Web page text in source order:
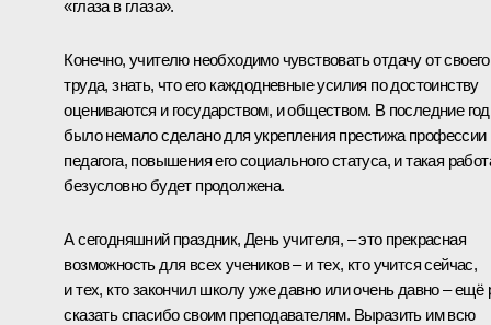
«глаза в глаза».
Конечно, учителю необходимо чувствовать отдачу от своего
труда, знать, что его каждодневные усилия по достоинству
оцениваются и государством, и обществом. В последние
было немало сделано для укрепления престижа профессии
педагога, повышения его социального статуса, и такая
безусловно будет продолжена.
А сегодняшний праздник, День учителя, – это прекрасная
возможность для всех учеников – и тех, кто учится сейчас,
и тех, кто закончил школу уже давно или очень давно – ещё
сказать спасибо своим преподавателям. Выразить им всю